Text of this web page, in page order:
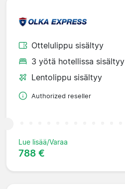
Ottelulippu sisältyy
3 yötä hotellissa sisältyy
Lentolippu sisältyy
Authorized reseller
Lue lisää/Varaa
788 €